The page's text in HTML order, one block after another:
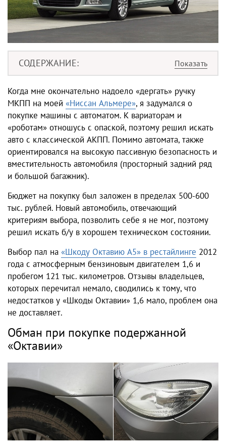
СОДЕРЖАНИЕ
Когда мне окончательно надоело «дергать» ручку
МКПП на моей «Ниссан Альмере», я задумался о
покупке машины с автоматом. К вариаторам и
«роботам» отношусь с опаской, поэтому решил искать
авто с классической АКПП. Помимо автомата, также
ориентировался на высокую пассивную безопасность и
вместительность автомобиля (просторный задний ряд
и большой багажник).
Бюджет на покупку был заложен в пределах 500-600
тыс. рублей. Новый автомобиль, отвечающий
критериям выбора, позволить себе я не мог, поэтому
решил искать б/у в хорошем техническом состоянии.
Выбор пал на «Шкоду Октавию А5» в рестайлинге 2012
года с атмосферным бензиновым двигателем 1,6 и
пробегом 121 тыс. километров. Отзывы владельцев,
которых перечитал немало, сводились к тому, что
недостатков у «Шкоды Октавии» 1,6 мало, проблем она
не доставляет.
Обман при покупке подержанной
«Октавии»